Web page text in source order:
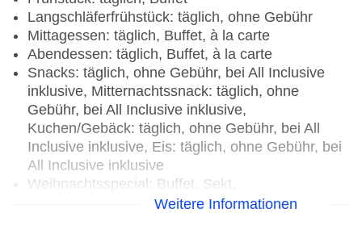
Langschläferfrühstück: täglich, ohne Gebühr
Mittagessen: täglich, Buffet, à la carte
Abendessen: täglich, Buffet, à la carte
Snacks: täglich, ohne Gebühr, bei All Inclusive
inklusive, Mitternachtssnack: täglich, ohne
Gebühr, bei All Inclusive inklusive,
Kuchen/Gebäck: täglich, ohne Gebühr, bei All
Inclusive inklusive, Eis: täglich, ohne Gebühr, bei
All Inclusive inklusive
Weihnachtsspecial: Buffet, Sekt,
Unterhaltungsprogramm, Silvesterspecial: Buffet,
Weitere Informationen